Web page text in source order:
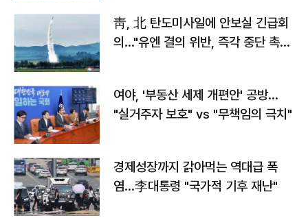
靑, 北 탄도미사일에 안보실 긴급회
의…"유엔 결의 위반, 즉각 중단 촉
여야, '부동산 세제 개편안' 공방…
"실거주자 보호" vs "무책임의 극치"
경제성장까지 갉아먹는 역대급 폭
염…李대통령 "국가적 기후 재난"